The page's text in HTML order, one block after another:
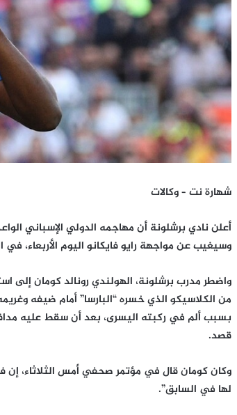
شهارة نت – وكالات
أعلن نادي برشلونة أن مهاجمه الدولي الإسباني
وسيغيب عن مواجهة رايو فايكانو اليوم الأربعاء، في المرحلة الـ11 من
من الكلاسيكو الذي خسره “البارسا” أمام ضيفه
بسبب ألم في ركبته اليسرى، بعد أن سقط عليه
قصد.
وكان كومان قال في مؤتمر صحفي أمس الثلاثاء، إن
لها في السابق”.